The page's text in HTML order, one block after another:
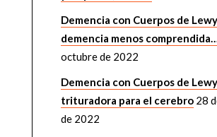
Demencia con Cuerpos de
demencia menos
octubre de 2022
Demencia con Cuerpos de
trituradora para el cerebro 28
de 2022